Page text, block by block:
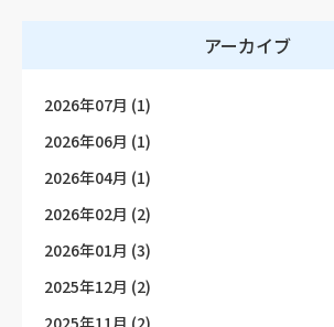
アーカイブ
2026年07月 (1)
2026年06月 (1)
2026年04月 (1)
2026年02月 (2)
2026年01月 (3)
2025年12月 (2)
2025年11月 (2)